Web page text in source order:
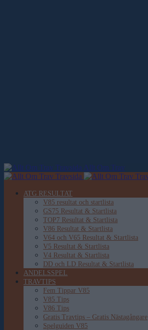
Allt Om Trav
ATG RESULTAT
V85 resultat och startlista
GS75 Resultat & Startlista
TOP7 Resultat & Startlista
V86 Resultat & Startlista
V64 och V65 Resultat & Startlista
V5 Resultat & Startlista
V4 Resultat & Startlista
DD och LD Resultat & Startlista
ANDELSSPEL
TRAVTIPS
Fem Tippar V85
V85 Tips
V86 Tips
Gratis Travtips – Gratis Nästagångare
Spelguiden V85